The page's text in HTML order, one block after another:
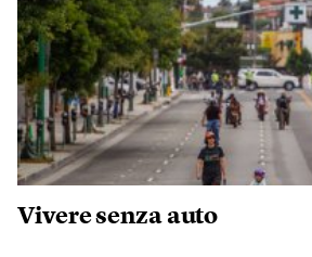
Vivere senza auto